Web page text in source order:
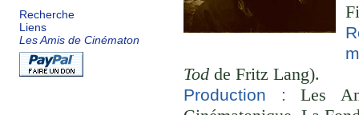
Recherche
Liens
Les Amis de Cinématon
Tod de Fritz Lang).
Production :
Les